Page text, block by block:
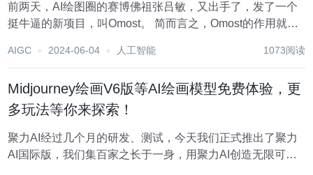
前两天，AI绘图圈的赛博佛祖张吕敏，又出手了，发了一个
挺牛逼的新项目，叫Omost。 简而言之，Omost的作用就
Prompt，然后挨个画出各种不同的区域，最后合成在一起。
AIGC 2024-06-04 人工智能 1073阅读
Midjourney绘画V6版等AI绘画模型免费体验，更
多玩法等你来探索！
聚力AI经过几个月的研发、测试，今天我们正式推出了聚力
AI国际版，我们集百家之长于一身，用聚力AI创造无限可